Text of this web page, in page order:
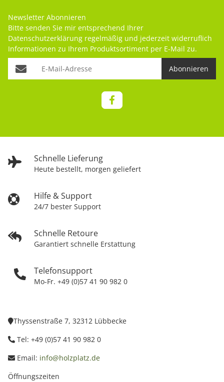
Schnelle Lieferung
Heute bestellt, morgen geliefert
Hilfe & Support
24/7 bester Support
Schnelle Retoure
Garantiert schnelle Erstattung
Telefonsupport
Mo-Fr. +49 (0)57 41 90 982 0
Newsletter Abonnieren
Bitte senden Sie mir entsprechend Ihrer
Datenschutzerklärung regelmäßig und jederzeit widerruflich
Informationen zu Ihrem Produktsortiment per E-Mail zu.
Abonnieren
Thyssenstraße 7, 32312 Lübbecke
Tel: +49 (0)57 41 90 982 0
Email: info@holzplatz.de
Öffnungszeiten